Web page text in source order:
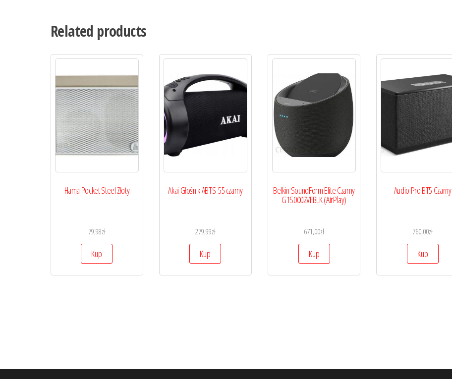
Related products
Hama Pocket Steel Złoty
79,98zł
Kup
Akai Głośnik ABTS-55 czarny
279,99zł
Kup
Belkin SoundForm Elite Czarny
G1S0002VFBLK (AirPlay)
671,00zł
Kup
Audio Pro BT5 Czarny
760,00zł
Kup